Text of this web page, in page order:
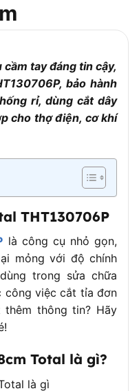
sử dụng trong điện
dây
trượt, thiết kế thoải mái,
không sử dụng, tăng độ
(tùy nguồn thông tin)
tay đáng tin cậy,
bảo hành
rỉ, dùng cắt dây
cho thợ điện, cơ khí
THT130706P
là công cụ nhỏ gọn,
mỏng với độ chính
trong sửa chữa
công việc cắt tỉa đơn
thêm thông tin? Hãy
Total là gì?